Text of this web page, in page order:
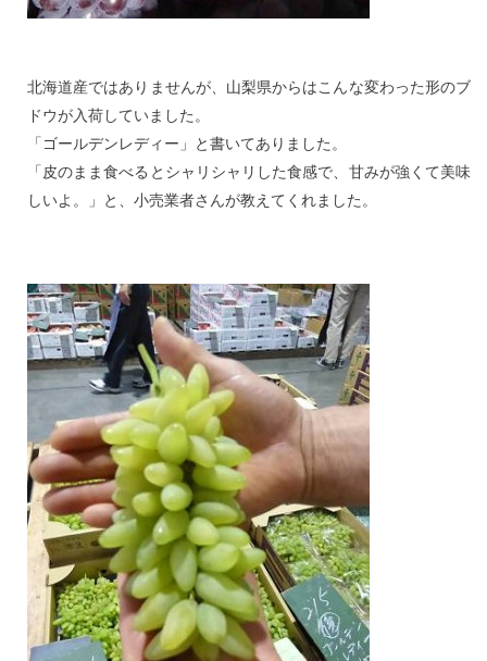
北海道産ではありませんが、山梨県からはこんな変わった形のブ
ドウが入荷していました。
「ゴールデンレディー」と書いてありました。
「皮のまま食べるとシャリシャリした食感で、甘みが強くて美味
しいよ。」と、小売業者さんが教えてくれました。